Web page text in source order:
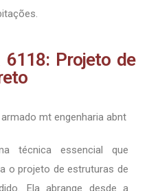
6118: Projeto de
técnica essencial que
o projeto de estruturas de
Ela abrange desde a